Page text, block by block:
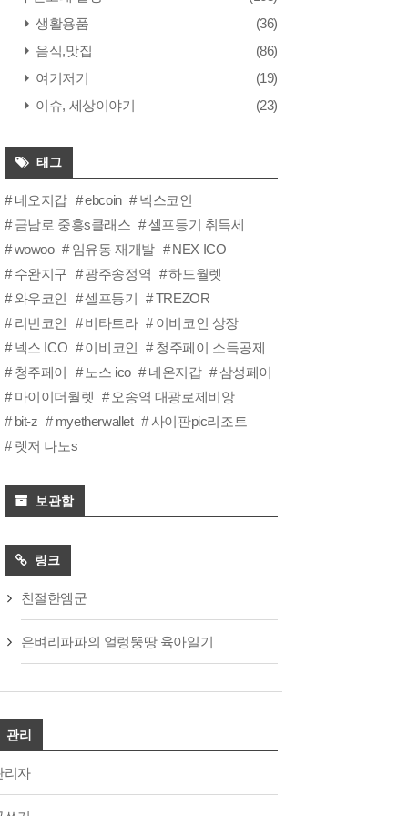
생활용품
(36)
음식,맛집
(86)
여기저기
(19)
이슈, 세상이야기
(23)
태그
네오지갑 ebcoin
넥스코인
금남로 중흥s클래스
셀프등기 취득세
wowoo
임유동 재개발
NEX ICO
수완지구
광주송정역
하드월렛
와우코인
셀프등기
TREZOR
리빈코인
비타트라
이비코인 상장
넥스 ICO
이비코인
청주페이 소득공제
청주페이
노스 ico 네온지갑
삼성페이
마이이더월렛
오송역 대광로제비앙
bit-z
myetherwallet
사이판pic리조트
렛저 나노s
보관함
링크
친절한엠군
은벼리파파의 얼렁뚱땅 육아일기
관리
리자